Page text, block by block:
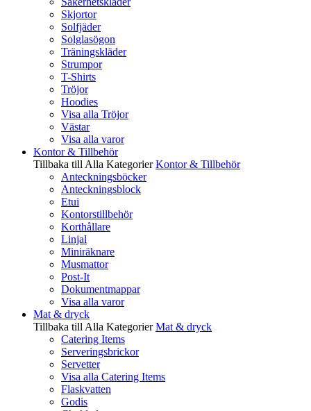
Skjortor
Solfjäder
Solglasögon
Träningskläder
Strumpor
T-Shirts
Tröjor
Hoodies
Visa alla Tröjor
Västar
Visa alla varor
Kontor & Tillbehör
Tillbaka till Alla Kategorier Kontor & Tillbehör
Anteckningsböcker
Anteckningsblock
Etui
Kontorstillbehör
Korthållare
Linjal
Miniräknare
Musmattor
Post-It
Dokumentmappar
Visa alla varor
Mat & dryck
Tillbaka till Alla Kategorier Mat & dryck
Catering Items
Serveringsbrickor
Servetter
Visa alla Catering Items
Flaskvatten
Godis